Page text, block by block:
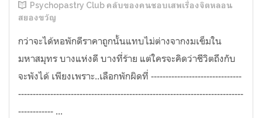
Psychopastry Club คลับของคนชอบเสพเรื่องจิตหลอน
สยองขวัญ
กว่าจะได้หอพักดีราคาถูกนั้นแทบไม่ต่างจากงมเข็มใน
มหาสมุทร บางแห่งดี บางที่ร้าย แต่ใครจะคิดว่าชีวิตถึงกับ
จะพังได้ เพียงเพราะ..เลือกพักผิดที่ -------------------------------
-----------------------------------------------------------------------------
------------ ...